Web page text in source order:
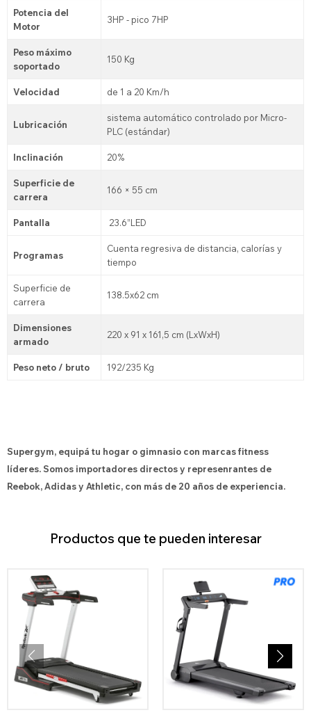
Potencia del
Motor
3HP - pico 7HP
Peso máximo
soportado
150 Kg
Velocidad de 1 a 20 Km/h
Lubricación
sistema automático controlado por Micro-
PLC (estándar)
Inclinación 20%
Superficie de
carrera
166 × 55 cm
Pantalla 23.6”LED
Programas
Cuenta regresiva de distancia, calorías y
tiempo
Superficie de
carrera
138.5x62 cm
Dimensiones
armado
220 x 91 x 161,5 cm (LxWxH)
Peso neto / bruto 192/235 Kg
Supergym, equipá tu hogar o gimnasio con marcas fitness
líderes. Somos importadores directos y represenrantes de
Reebok, Adidas y Athletic, con más de 20 años de experiencia.
Productos que te pueden interesar